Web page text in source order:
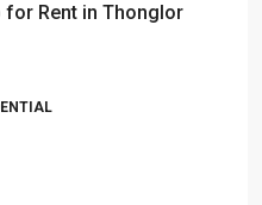
for Rent in Thonglor